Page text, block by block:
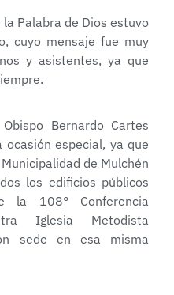
Palabra de Dios estuvo
cuyo mensaje fue muy
y asistentes, ya que
Bernardo Cartes
especial, ya que
de Mulchén
los edificios públicos
la 108° Conferencia
Iglesia Metodista
sede en esa misma